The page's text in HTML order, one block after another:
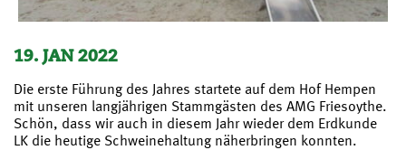
19. JAN 2022
Die erste Führung des Jahres startete auf dem Hof Hempen
mit unseren langjährigen Stammgästen des AMG Friesoythe.
Schön, dass wir auch in diesem Jahr wieder dem Erdkunde
LK die heutige Schweinehaltung näherbringen konnten.